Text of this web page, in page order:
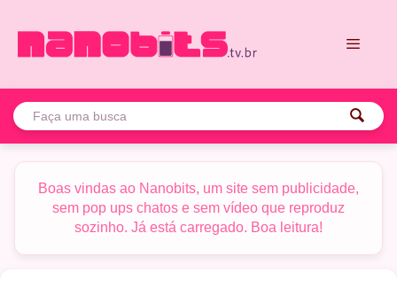
para
Boas vindas ao Nanobits, um site sem publicidade,
sem pop ups chatos e sem vídeo que reproduz
sozinho. Já está carregado. Boa leitura!